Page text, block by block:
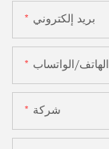
بريد إلكتروني
الهاتف/الواتساب
شركة